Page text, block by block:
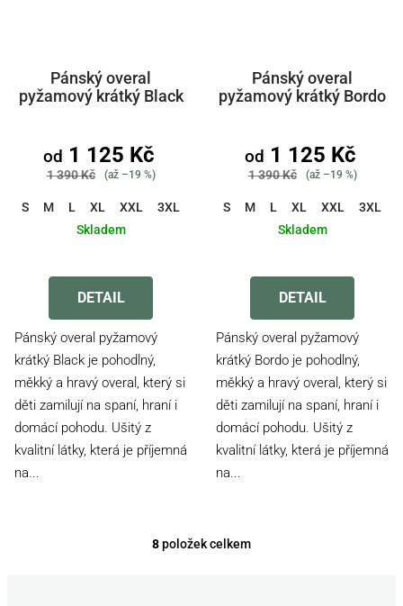
Pánský overal
pyžamový krátký Black
od 1 125 Kč
1 390 Kč (až –19 %)
S M L XL XXL 3XL 5XL
6XL
Skladem
hodnocení
produktu
4,2
z
5
hvězdiček.
DETAIL
Pánský overal pyžamový
krátký Black je pohodlný,
měkký a hravý overal, který si
děti zamilují na spaní, hraní i
domácí pohodu. Ušitý z
kvalitní látky, která je příjemná
na...
Pánský overal
pyžamový krátký Bordo
od 1 125 Kč
1 390 Kč (až –19 %)
S M L XL XXL 3XL
Skladem
hodnocení
produktu
4,5
z
5
hvězdiček.
DETAIL
Pánský overal pyžamový
krátký Bordo je pohodlný,
měkký a hravý overal, který si
děti zamilují na spaní, hraní i
domácí pohodu. Ušitý z
kvalitní látky, která je příjemná
na...
O
8položek celkem